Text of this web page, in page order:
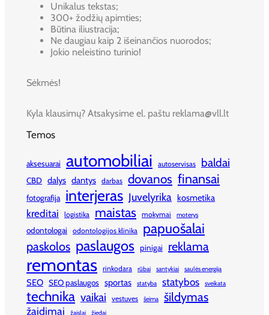
Unikalus tekstas;
300+ žodžių apimties;
Būtina iliustracija;
Ne daugiau kaip 2 išeinančios nuorodos;
Jokio neleistino turinio!
Sėkmės!
Kyla klausimų? Atsakysime el. paštu reklama@vll.lt
Temos
aksesuarai automobiliai autoservisas baldai
CBD dalys dantys darbas dovanos finansai
fotografija interjeras Juvelyrika kosmetika
kreditai logistika maistas mokymai moterys
odontologai odontologijos klinika papuošalai
paskolos paslaugos pinigai reklama
remontas rinkodara rūbai santykiai saulės energija
SEO SEO paslaugos sportas statyba statybos sveikata
technika vaikai vestuves šeima šildymas
žaidimai žaislai žiedai